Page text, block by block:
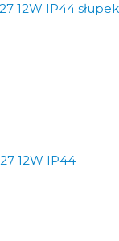
12W IP44 słupek
12W IP44